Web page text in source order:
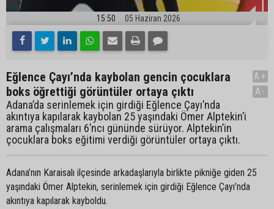
15:50 05 Haziran 2026
Eğlence Çayı’nda kaybolan gencin çocuklara
boks öğrettiği görüntüler ortaya çıktı
Adana’da serinlemek için girdiği Eğlence Çayı’nda
akıntıya kapılarak kaybolan 25 yaşındaki Ömer Alptekin’i
arama çalışmaları 6’ncı gününde sürüyor. Alptekin’in
çocuklara boks eğitimi verdiği görüntüler ortaya çıktı.
A+
A-
Adana’nın Karaisalı ilçesinde arkadaşlarıyla birlikte pikniğe giden 25
yaşındaki Ömer Alptekin, serinlemek için girdiği Eğlence Çayı’nda
akıntıya kapılarak kayboldu.